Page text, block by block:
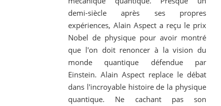
demi-siècle après ses propres
expériences, Alain Aspect a reçu le prix
Nobel de physique pour avoir montré
que l'on doit renoncer à la vision du
monde quantique défendue par
Einstein. Alain Aspect replace le débat
dans l'incroyable histoire de la physique
quantique. Ne cachant pas son